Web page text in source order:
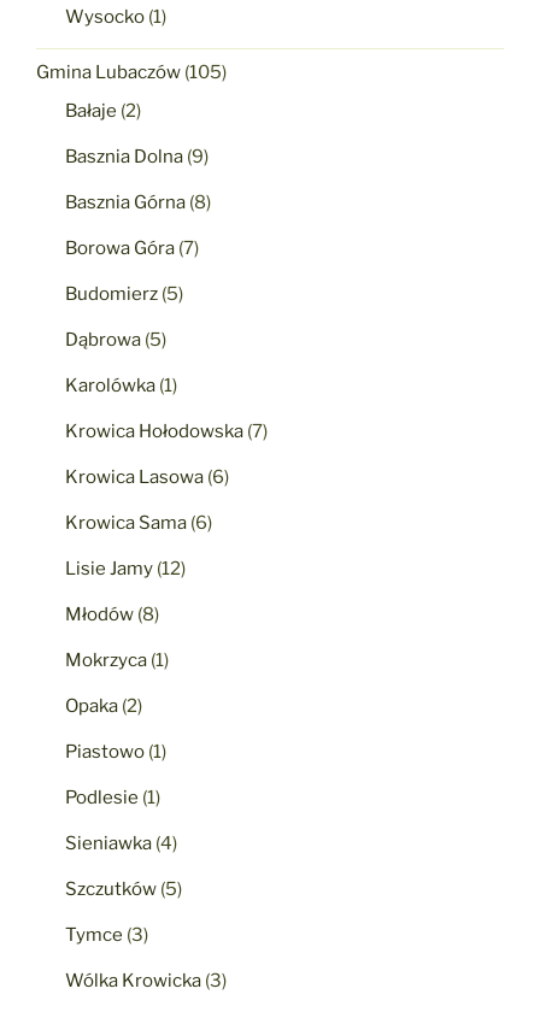
Wysocko (1)
Gmina Lubaczów (105)
Bałaje (2)
Basznia Dolna (9)
Basznia Górna (8)
Borowa Góra (7)
Budomierz (5)
Dąbrowa (5)
Karolówka (1)
Krowica Hołodowska (7)
Krowica Lasowa (6)
Krowica Sama (6)
Lisie Jamy (12)
Młodów (8)
Mokrzyca (1)
Opaka (2)
Piastowo (1)
Podlesie (1)
Sieniawka (4)
Szczutków (5)
Tymce (3)
Wólka Krowicka (3)